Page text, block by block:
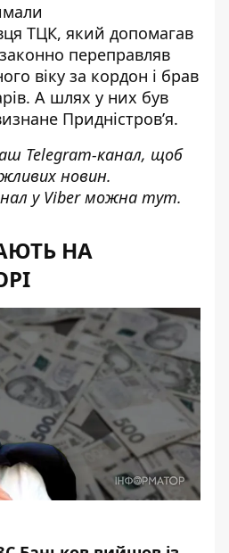
ТЦК, який допомагав
переправляв
віку за кордон і брав
А шлях у них був
Придністров’я.
Telegram-канал, щоб
новин.
у Viber можна тут.
НА